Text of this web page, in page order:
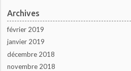
Archives
février 2019
janvier 2019
décembre 2018
novembre 2018